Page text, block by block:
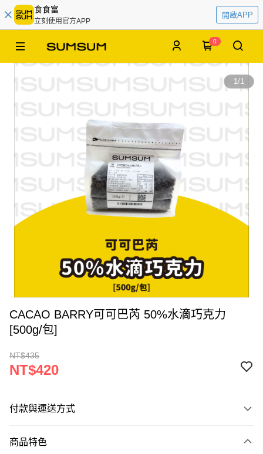
食食富
立刻使用官方APP
開啟APP
0
1/1
CACAO BARRY可可巴芮 50%水滴巧克力
[500g/包]
NT$435
NT$420
付款與運送方式
信用卡一次付款
商品特色